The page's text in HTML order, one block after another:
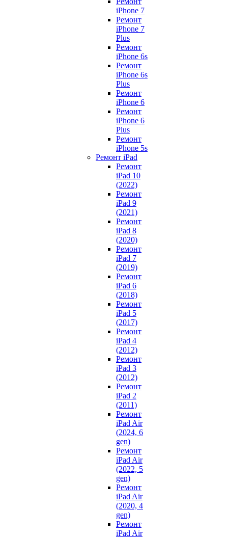
iPhone 7
Ремонт
iPhone 7
Plus
Ремонт
iPhone 6s
Ремонт
iPhone 6s
Plus
Ремонт
iPhone 6
Ремонт
iPhone 6
Plus
Ремонт
iPhone 5s
Ремонт iPad
Ремонт
iPad 10
(2022)
Ремонт
iPad 9
(2021)
Ремонт
iPad 8
(2020)
Ремонт
iPad 7
(2019)
Ремонт
iPad 6
(2018)
Ремонт
iPad 5
(2017)
Ремонт
iPad 4
(2012)
Ремонт
iPad 3
(2012)
Ремонт
iPad 2
(2011)
Ремонт
iPad Air
(2024, 6
gen)
Ремонт
iPad Air
(2022, 5
gen)
Ремонт
iPad Air
(2020, 4
gen)
Ремонт
iPad Air